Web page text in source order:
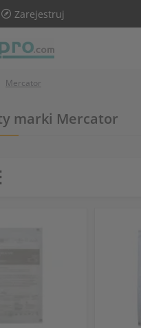
Zarejestruj
Mercator
marki Mercator